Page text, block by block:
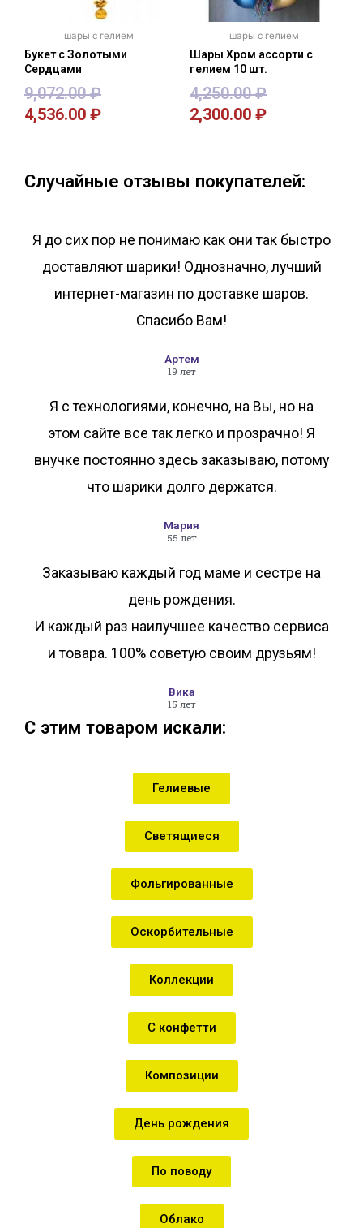
шары с гелием
Букет с Золотыми
Сердцами
9,072.00₽
4,536.00 ₽
шары с гелием
Шары Хром ассорти с
гелием 10 шт.
4,250.00₽
2,300.00 ₽
Случайные отзывы покупателей:
Я до сих пор не понимаю как они так быстро
доставляют шарики! Однозначно, лучший
интернет-магазин по доставке шаров.
Спасибо Вам!
Артем
19 лет
Я с технологиями, конечно, на Вы, но на
этом сайте все так легко и прозрачно! Я
внучке постоянно здесь заказываю, потому
что шарики долго держатся.
Мария
55 лет
Заказываю каждый год маме и сестре на
день рождения.
И каждый раз наилучшее качество сервиса
и товара. 100% советую своим друзьям!
Вика
15 лет
С этим товаром искали:
Гелиевые
Светящиеся
Фольгированные
Оскорбительные
Коллекции
С конфетти
Композиции
День рождения
По поводу
Облако